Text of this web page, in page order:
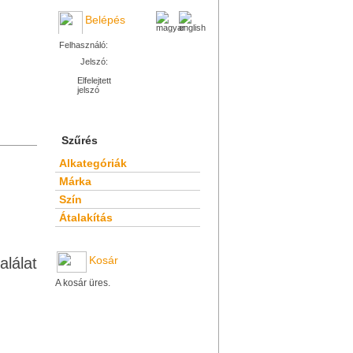
Szűrés
Alkategóriák
Márka
Szín
Átalakítás
Kosár
A kosár üres.
Belépés
Felhasználó:
Jelszó:
Elfelejtett
jelszó